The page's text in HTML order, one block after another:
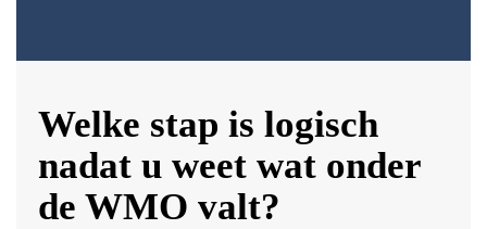
Welke stap is logisch
nadat u weet wat onder
de WMO valt?